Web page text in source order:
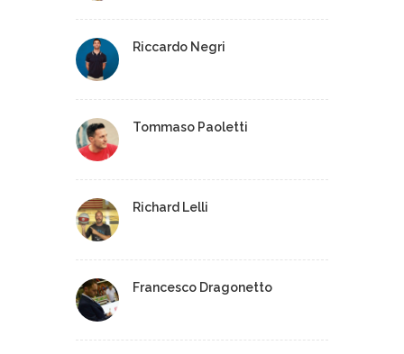
Riccardo Negri
Tommaso Paoletti
Richard Lelli
Francesco Dragonetto